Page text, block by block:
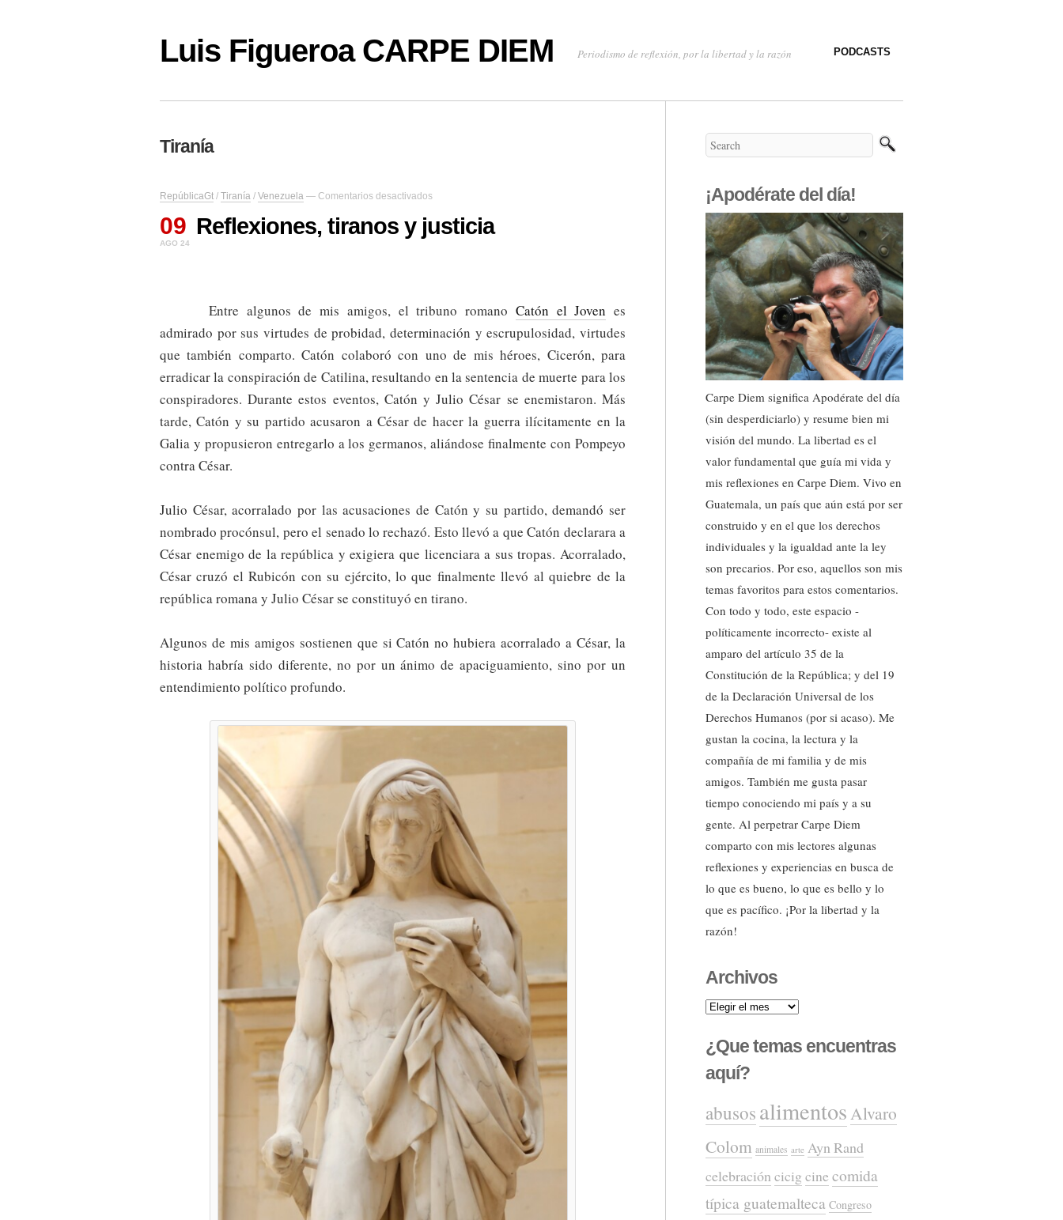
Luis Figueroa CARPE DIEM Periodismo de reflexión, por la libertad y la razón PODCASTS
Tiranía
RepúblicaGt / Tiranía / Venezuela — Comentarios desactivados
tiranos
y
09
AGO 24
Reflexiones, tiranos y justicia
Entre algunos de mis amigos, el tribuno romano Catón el Joven es
admirado por sus virtudes de probidad, determinación y escrupulosidad, virtudes
que también comparto. Catón colaboró con uno de mis héroes, Cicerón, para
erradicar la conspiración de Catilina, resultando en la sentencia de muerte para los
conspiradores. Durante estos eventos, Catón y Julio César se enemistaron. Más
tarde, Catón y su partido acusaron a César de hacer la guerra ilícitamente en la
Galia y propusieron entregarlo a los germanos, aliándose finalmente con Pompeyo
contra César.
Julio César, acorralado por las acusaciones de Catón y su partido, demandó ser
nombrado procónsul, pero el senado lo rechazó. Esto llevó a que Catón declarara a
César enemigo de la república y exigiera que licenciara a sus tropas. Acorralado,
César cruzó el Rubicón con su ejército, lo que finalmente llevó al quiebre de la
república romana y Julio César se constituyó en tirano.
Algunos de mis amigos sostienen que si Catón no hubiera acorralado a César, la
historia habría sido diferente, no por un ánimo de apaciguamiento, sino por un
entendimiento político profundo.
¡Apodérate del día!
Carpe Diem significa Apodérate del día
(sin desperdiciarlo) y resume bien mi
visión del mundo. La libertad es el
valor fundamental que guía mi vida y
mis reflexiones en Carpe Diem. Vivo en
Guatemala, un país que aún está por ser
construido y en el que los derechos
individuales y la igualdad ante la ley
son precarios. Por eso, aquellos son mis
temas favoritos para estos comentarios.
Con todo y todo, este espacio -
políticamente incorrecto- existe al
amparo del artículo 35 de la
Constitución de la República; y del 19
de la Declaración Universal de los
Derechos Humanos (por si acaso). Me
gustan la cocina, la lectura y la
compañía de mi familia y de mis
amigos. También me gusta pasar
tiempo conociendo mi país y a su
gente. Al perpetrar Carpe Diem
comparto con mis lectores algunas
reflexiones y experiencias en busca de
lo que es bueno, lo que es bello y lo
que es pacífico. ¡Por la libertad y la
razón!
Archivos
Archivos
¿Que temas encuentras
aquí?
abusos alimentosAlvaro
Colom animales arte Ayn Rand
celebración cicig cine comida
típica guatemalteca Congreso